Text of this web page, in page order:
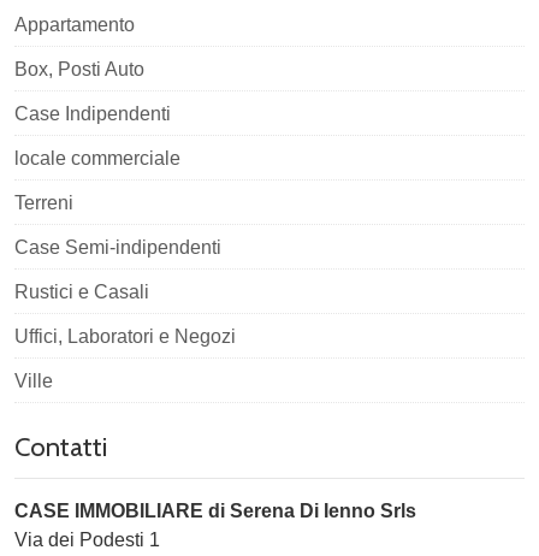
Appartamento
Box, Posti Auto
Case Indipendenti
locale commerciale
Terreni
Case Semi-indipendenti
Rustici e Casali
Uffici, Laboratori e Negozi
Ville
Contatti
CASE IMMOBILIARE di Serena Di Ienno Srls
Via dei Podesti 1